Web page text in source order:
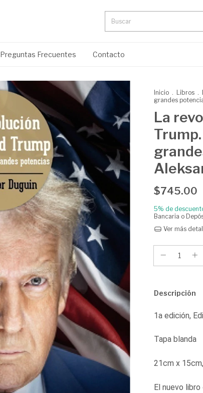
Preguntas Frecuentes Contacto
Inicio . Libros .
grandes
La
$745.00
5% de
Bancaria o
Ver más
Descripción
1a edición,
Tapa blanda
21cm x
El nuevo